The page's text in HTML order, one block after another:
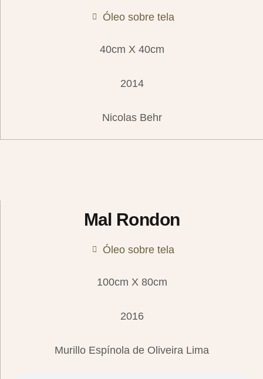
Óleo sobre tela
40cm X 40cm
2014
Nicolas Behr
Mal Rondon
Óleo sobre tela
100cm X 80cm
2016
Murillo Espínola de Oliveira Lima